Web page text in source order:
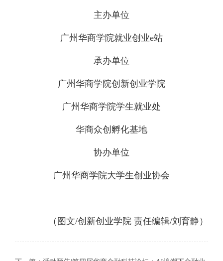
主办单位
广州华商学院就业创业e站
承办单位
广州华商学院创新创业学院
广州华商学院学生就业处
华商众创孵化基地
协办单位
广州华商学院大学生创业协会
（图文/创新创业学院 责任编辑/刘育静）